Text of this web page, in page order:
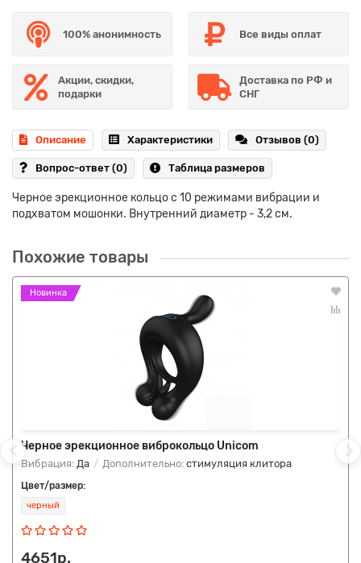
100% анонимность Все виды оплат
Акции, скидки,
подарки
Доставка по РФ и
СНГ
Описание Характеристики Отзывов (0)
Вопрос-ответ (0) Таблица размеров
Черное эрекционное кольцо с 10 режимами вибрации и
подхватом мошонки. Внутренний диаметр - 3,2 см.
Похожие товары
Новинка
Черное эрекционное виброкольцо Unicom
Вибрация: Да Дополнительно: стимуляция клитора
Цвет/размер:
черный
4651р.